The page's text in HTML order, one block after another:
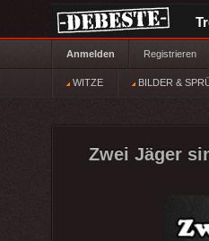
Anmelden Registrieren
WITZE BILDER &
Zwei Jäger